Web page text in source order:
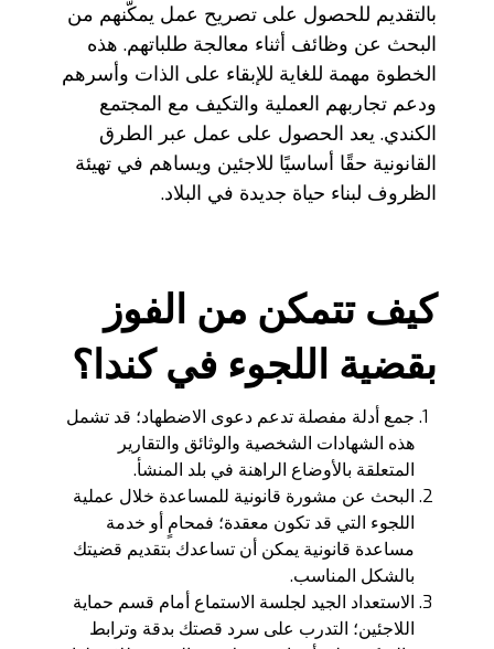
بالتقديم للحصول على تصريح عمل يمكّنهم من
البحث عن وظائف أثناء معالجة طلباتهم. هذه
الخطوة مهمة للغاية للإبقاء على الذات وأسرهم
ودعم تجاربهم العملية والتكيف مع المجتمع
الكندي. يعد الحصول على عمل عبر الطرق
القانونية حقًا أساسيًا للاجئين ويساهم في تهيئة
الظروف لبناء حياة جديدة في البلاد.
كيف تتمكن من الفوز
بقضية اللجوء في كندا؟
جمع أدلة مفصلة تدعم دعوى الاضطهاد؛ قد تشمل
هذه الشهادات الشخصية والوثائق والتقارير
المتعلقة بالأوضاع الراهنة في بلد المنشأ.
البحث عن مشورة قانونية للمساعدة خلال عملية
اللجوء التي قد تكون معقدة؛ فمحامٍ أو خدمة
مساعدة قانونية يمكن أن تساعدك بتقديم قضيتك
بالشكل المناسب.
الاستعداد الجيد لجلسة الاستماع أمام قسم حماية
اللاجئين؛ التدرب على سرد قصتك بدقة وترابط